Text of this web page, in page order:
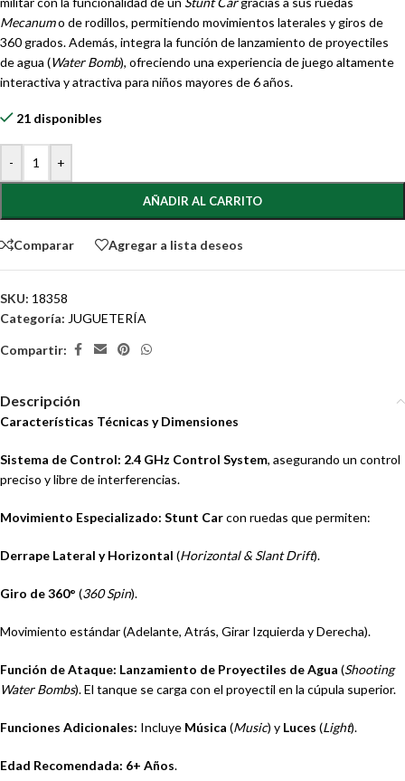
Mecanumo de rodillos, permitiendo movimientos laterales y giros de
360 grados. Además, integra la función de lanzamiento de proyectiles
de agua (Water Bomb), ofreciendo una experiencia de juego altamente
interactiva y atractiva para niños mayores de 6 años.
21 disponibles
- +
AÑADIR AL CARRITO
Comparar Agregar a lista deseos
SKU: 18358
Categoría: JUGUETERÍA
Compartir:
Descripción
Características Técnicas y Dimensiones
Sistema de Control: 2.4 GHz Control System, asegurando un control
preciso y libre de interferencias.
Movimiento Especializado: Stunt Carcon ruedas que permiten:
Derrape Lateral y Horizontal (Horizontal & Slant Drift).
Giro de 360° (360 Spin).
Movimiento estándar (Adelante, Atrás, Girar Izquierda y Derecha).
Función de Ataque: Lanzamiento de Proyectiles de Agua (Shooting
Water Bombs). El tanque se carga con el proyectil en la cúpula superior.
Funciones Adicionales: Incluye Música (Music) y Luces (Light).
Edad Recomendada: 6+ Años.